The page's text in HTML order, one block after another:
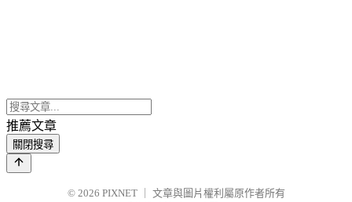
推薦文章
關閉搜尋
© 2026 PIXNET
文章與圖片權利屬原作者所有